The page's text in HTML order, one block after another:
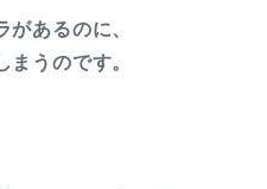
があるのに、
うのです。